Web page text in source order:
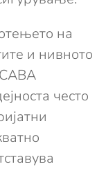
на
и нивното
САВА
често